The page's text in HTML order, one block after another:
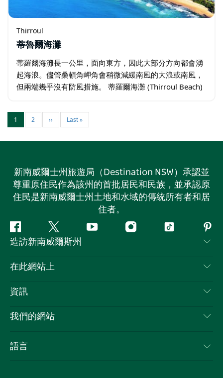
Thirroul
蒂魯爾海灘
蒂羅爾海灘長一公里，面向東方，因此大部分方向都會湧
起海浪。儘管桑頓角岬角會稍微減緩南風的大浪或南風，
但兩端幾乎沒有防風措施。 蒂羅爾海灘 (Thirroul Beach)
1 2 ›› Last »
新南威爾士州旅遊局（Destination NSW）承認並
尊重原住民作為該州的首批居民和民族，並承認原
住民是新南威爾士州土地和水域的傳統所有者和居
住者。
Facebook嘰
嘰
喳
Youtube Instagram抖
造訪新南威爾斯州
聯絡我們
隱私
Cookie 通知
在此網站上
目的地
新南威爾斯州公路旅行
活動
資訊
旅行資訊
新南威爾斯的商業
我們的網站
語言